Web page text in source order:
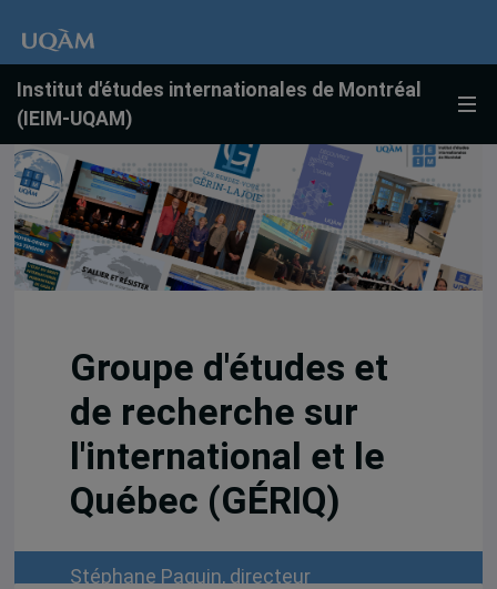
Institut d'études internationales de Montréal
(IEIM-UQAM)
Groupe d'études et
de recherche sur
l'international et le
Québec (GÉRIQ)
Stéphane Paquin, directeur